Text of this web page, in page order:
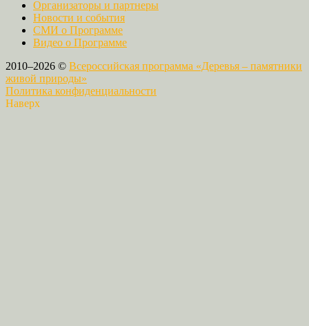
Организаторы и партнеры
Новости и события
СМИ о Программе
Видео о Программе
2010–2026 © Всероссийская программа «Деревья – памятники
живой природы»
Политика конфиденциальности
Наверх